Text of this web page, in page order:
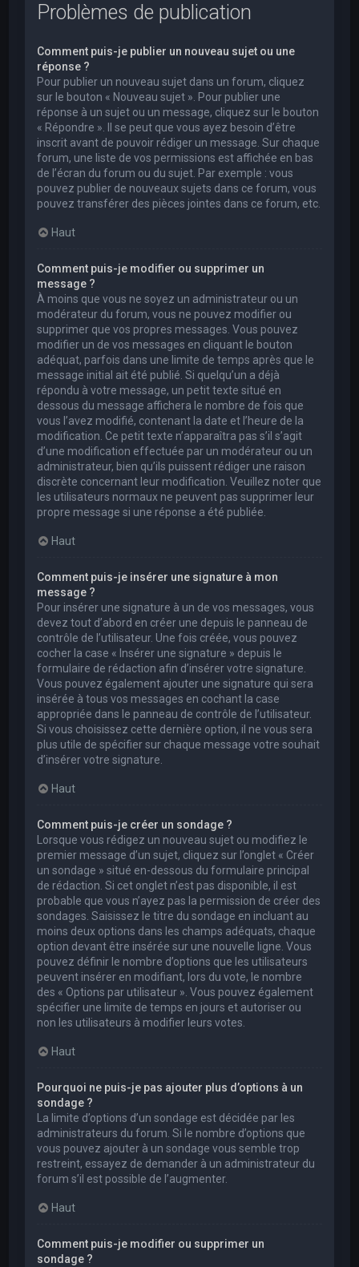
Problèmes de publication
Comment puis-je publier un nouveau sujet ou une
réponse ?
Pour publier un nouveau sujet dans un forum, cliquez
sur le bouton « Nouveau sujet ». Pour publier une
réponse à un sujet ou un message, cliquez sur le bouton
« Répondre ». Il se peut que vous ayez besoin d’être
inscrit avant de pouvoir rédiger un message. Sur chaque
forum, une liste de vos permissions est affichée en bas
de l’écran du forum ou du sujet. Par exemple : vous
pouvez publier de nouveaux sujets dans ce forum, vous
pouvez transférer des pièces jointes dans ce forum, etc.
Haut
Comment puis-je modifier ou supprimer un
message ?
À moins que vous ne soyez un administrateur ou un
modérateur du forum, vous ne pouvez modifier ou
supprimer que vos propres messages. Vous pouvez
modifier un de vos messages en cliquant le bouton
adéquat, parfois dans une limite de temps après que le
message initial ait été publié. Si quelqu’un a déjà
répondu à votre message, un petit texte situé en
dessous du message affichera le nombre de fois que
vous l’avez modifié, contenant la date et l’heure de la
modification. Ce petit texte n’apparaîtra pas s’il s’agit
d’une modification effectuée par un modérateur ou un
administrateur, bien qu’ils puissent rédiger une raison
discrète concernant leur modification. Veuillez noter que
les utilisateurs normaux ne peuvent pas supprimer leur
propre message si une réponse a été publiée.
Haut
Comment puis-je insérer une signature à mon
message ?
Pour insérer une signature à un de vos messages, vous
devez tout d’abord en créer une depuis le panneau de
contrôle de l’utilisateur. Une fois créée, vous pouvez
cocher la case « Insérer une signature » depuis le
formulaire de rédaction afin d’insérer votre signature.
Vous pouvez également ajouter une signature qui sera
insérée à tous vos messages en cochant la case
appropriée dans le panneau de contrôle de l’utilisateur.
Si vous choisissez cette dernière option, il ne vous sera
plus utile de spécifier sur chaque message votre souhait
d’insérer votre signature.
Haut
Comment puis-je créer un sondage ?
Lorsque vous rédigez un nouveau sujet ou modifiez le
premier message d’un sujet, cliquez sur l’onglet « Créer
un sondage » situé en-dessous du formulaire principal
de rédaction. Si cet onglet n’est pas disponible, il est
probable que vous n’ayez pas la permission de créer des
sondages. Saisissez le titre du sondage en incluant au
moins deux options dans les champs adéquats, chaque
option devant être insérée sur une nouvelle ligne. Vous
pouvez définir le nombre d’options que les utilisateurs
peuvent insérer en modifiant, lors du vote, le nombre
des « Options par utilisateur ». Vous pouvez également
spécifier une limite de temps en jours et autoriser ou
non les utilisateurs à modifier leurs votes.
Haut
Pourquoi ne puis-je pas ajouter plus d’options à un
sondage ?
La limite d’options d’un sondage est décidée par les
administrateurs du forum. Si le nombre d’options que
vous pouvez ajouter à un sondage vous semble trop
restreint, essayez de demander à un administrateur du
forum s’il est possible de l’augmenter.
Haut
Comment puis-je modifier ou supprimer un
sondage ?